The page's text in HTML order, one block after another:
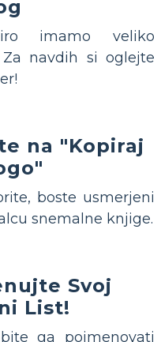
imamo veliko
Za navdih si oglejte
na "Kopiraj
boste usmerjeni
snemalne knjige.
Svoj
List!
ga poimenovati